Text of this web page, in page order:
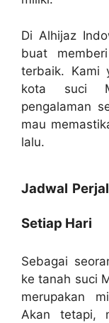
Di Alhijaz
buat
terbaik. Kami
kota suci
pengalaman
mau
lalu.
Jadwal
Setiap Hari
Sebagai
ke tanah suci
merupakan
Akan tetapi,